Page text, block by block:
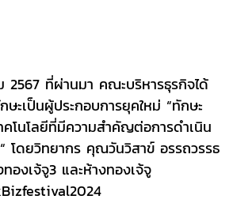
2567 ที่ผ่านมา คณะบริหารธุรกิจได้
ะเป็นผู้ประกอบการยุคใหม่ “ทักษะ
คโนโลยีที่มีความสำคัญต่อการดำเนิน
โดยวิทยากร คุณวันวิสาข์ อรรถวรรธ
องเจ้จู3 และห้างทองเจ้จู